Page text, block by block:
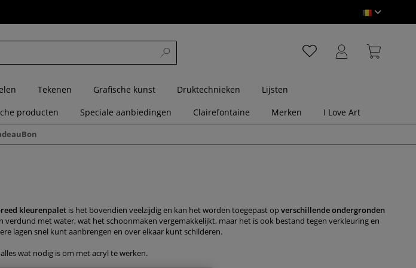
Tekenen Grafische kunst Druktechnieken
Lijsten
producten Speciale aanbiedingen Clairefontaine Merken I Love Art
kleurenpaletis het bovendien veelzijdig en kan het worden toegepast opverschillende ondergronden
met water, wat het schoonmaken vergemakkelijkt, maar het is ook bestand tegen verkleuring en
lagen snel kunt aanbrengen en over elkaar kunt schilderen.
wat nodig is om met acryl te werken.